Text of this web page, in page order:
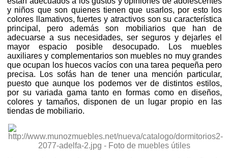
y niños que son quienes tienen que usarlos, por esto los
colores llamativos, fuertes y atractivos son su característica
principal, pero además son mobiliarios que han de
adecuarse a sus necesidades, ser seguros y dejarles el
mayor espacio posible desocupado. Los muebles
auxiliares y complementarios son muebles no muy grandes
que ocupan los huecos vacíos con una tarea pequeña pero
precisa. Los sofás han de tener una mención particular,
puesto que aunque los podemos ver de distintos estilos,
por su variada gama tanto en formas como en diseños,
colores y tamaños, disponen de un lugar propio en las
tiendas de mobiliario.